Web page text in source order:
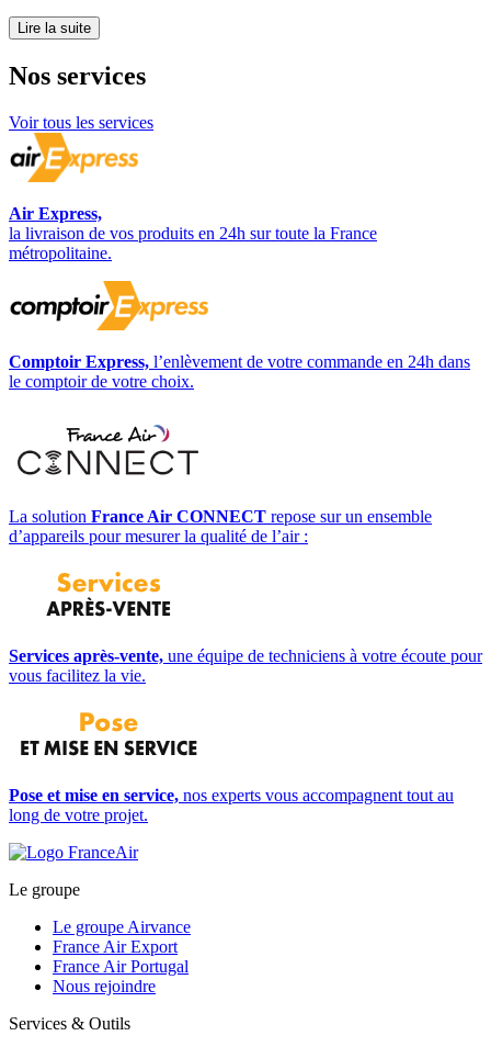
Lire la suite
Nos services
Voir tous les services
Air Express,
la livraison de vos produits en 24h sur toute la France
métropolitaine.
Comptoir Express, l’enlèvement de votre commande en 24h dans
le comptoir de votre choix.
La solution France Air CONNECT repose sur un ensemble
d’appareils pour mesurer la qualité de l’air :
Services après-vente, une équipe de techniciens à votre écoute pour
vous facilitez la vie.
Pose et mise en service, nos experts vous accompagnent tout au
long de votre projet.
Le groupe
Le groupe Airvance
France Air Export
France Air Portugal
Nous rejoindre
Services & Outils